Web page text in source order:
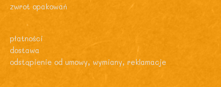
zwrot opakowań
płatności
dostawa
odstąpienie od umowy, wymiany, reklamacje